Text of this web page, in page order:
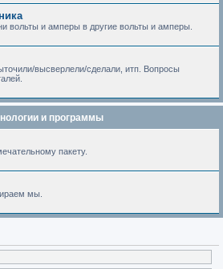
вольты и амперы в другие вольты и амперы.
высверлели/сделали, итп. Вопросы
и программы
пакету.
мы.